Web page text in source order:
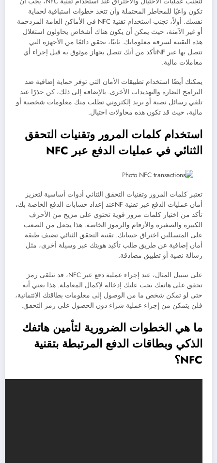
تكون واعيًا للمخاطر المحتملة وأن تتخذ خطوات استباقية لحماية
نفسك. أولاً، تجنب استخدام تقنية NFC في الأماكن العامة المزدحمة
أو غير الآمنة، حيث يمكن أن يكون هناك أشخاص يحاولون استغلال
هذه التقنية لسرقة معلوماتك. ثانيًا، تحقق دائمًا من الأجهزة التي
تتصل بها عبر NFتأكد من أنك تتصل بجهاز موثوق به قبل إجراء أي
معاملات مالية.
يمكنك أيضًا استخدام تطبيقات الأمان التي توفر حماية إضافية ضد
البرامج الضارة والتهديدات الأخرى. بالإضافة إلى ذلك، كن حذرًا عند
تلقي رسائل نصية أو بريد إلكتروني تطلب منك معلومات شخصية أو
مالية، حيث قد تكون هذه محاولات احتيال.
استخدام كلمات المرور وتقنيات التحقق
الثنائي في عمليات الدفع عبر NFC
تعتبر كلمات المرور وتقنيات التحقق الثنائي أدوات أساسية لتعزيز
أمان عمليات الدفع عبر تقنية NFعند إعداد حسابات الدفع الخاصة بك،
تأكد من اختيار كلمات مرور قوية تحتوي على مزيج من الأحرف
الكبيرة والصغيرة والأرقام والرموز الخاصة. هذا يجعل من الصعب
على المتسللين اختراق حسابك. تقنية التحقق الثنائي تضيف طبقة
أمان إضافية عن طريق طلب تأكيد هويتك عبر وسيلة أخرى، مثل
رسالة نصية أو تطبيق مصادقة.
على سبيل المثال، عند إجراء عملية دفع عبر NFC، قد تتلقى رمز
تحقق على هاتفك يجب عليك إدخاله لإكمال المعاملة. هذا يعني أنه
حتى لو تمكن شخص ما من الوصول إلى معلومات بطاقتك الائتمانية،
فلن يتمكن من إجراء عملية شراء دون الحصول على رمز التحقق.
ما هي الخطوات الضرورية لتأمين هاتفك
الذكي وبطاقات الدفع المرتبطة بتقنية
NFC؟